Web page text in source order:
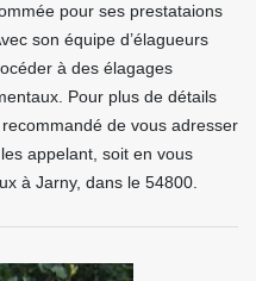
pour ses prestataions
son équipe d’élagueurs
à des élagages
Pour plus de détails
de vous adresser
appelant, soit en vous
à Jarny, dans le 54800.